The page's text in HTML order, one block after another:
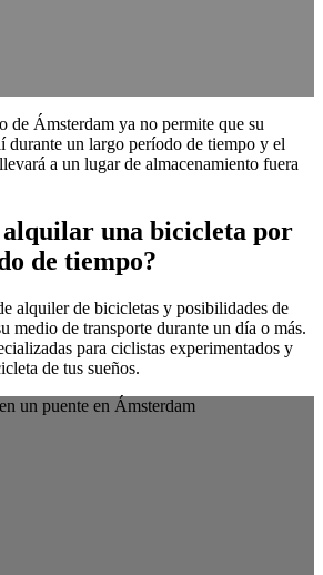
de Ámsterdam ya no permite que su
durante un largo período de tiempo y el
a un lugar de almacenamiento fuera
alquilar una bicicleta por
de tiempo?
alquiler de bicicletas y posibilidades de
medio de transporte durante un día o más.
para ciclistas experimentados y
de tus sueños.